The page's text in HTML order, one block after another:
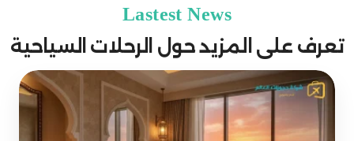
Lastest News
تعرف على المزيد حول الرحلات السياحية